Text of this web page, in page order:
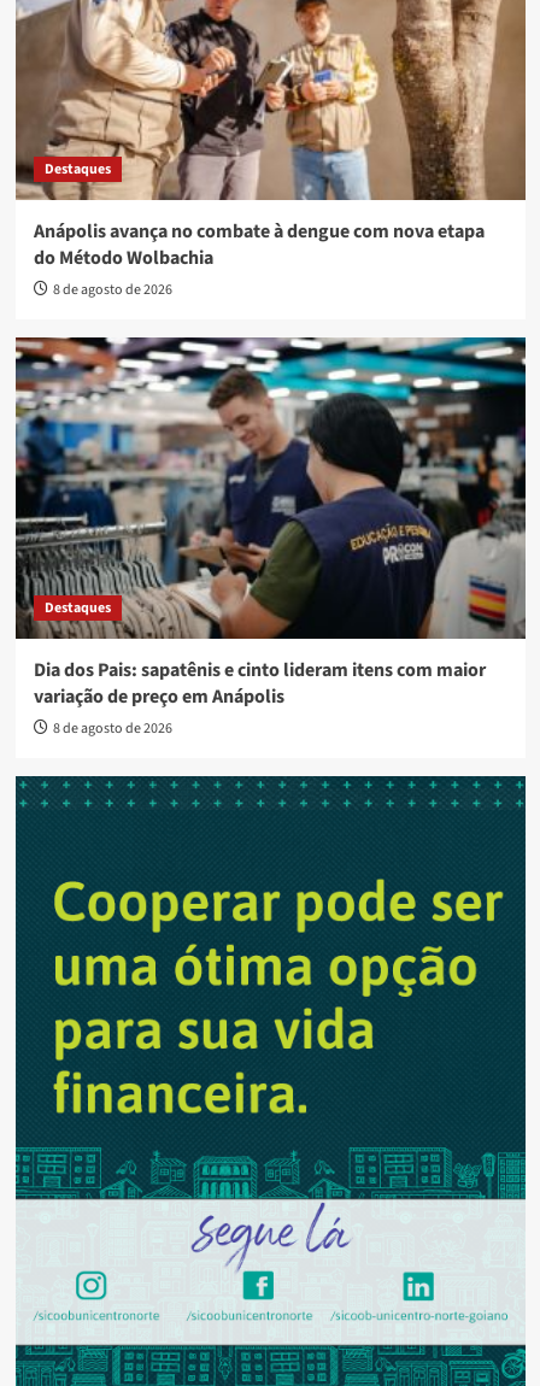
Destaques
Anápolis avança no combate à dengue com nova etapa
do Método Wolbachia
8 de agosto de 2026
Destaques
Dia dos Pais: sapatênis e cinto lideram itens com maior
variação de preço em Anápolis
8 de agosto de 2026